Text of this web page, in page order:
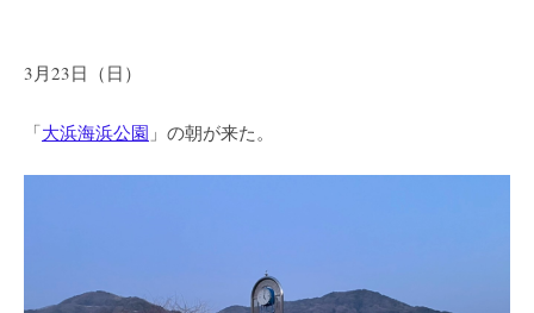
3月23日（日）
「大浜海浜公園 」の朝が来た。